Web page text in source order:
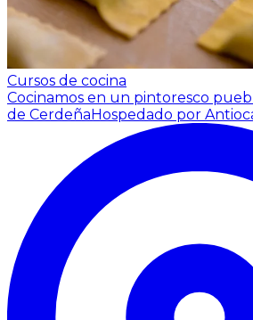
Cursos de cocina
Cocinamos en un pintoresco
de Cerdeña Hospedado por